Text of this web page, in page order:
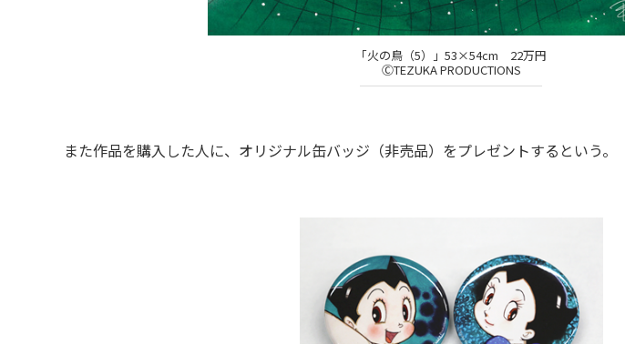
「火の鳥（5）」53×54cm 22万円
ⒸTEZUKA PRODUCTIONS
また作品を購入した人に、オリジナル缶バッジ（非売品）をプレゼントするという。